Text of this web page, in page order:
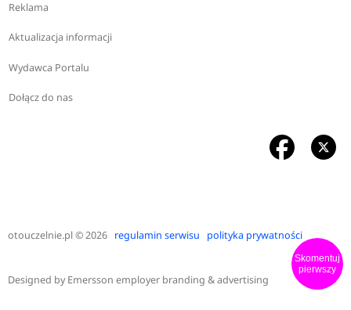
Skomentuj
pierwszy
Reklama
Aktualizacja informacji
Wydawca Portalu
Dołącz do nas
otouczelnie.pl© 2026 regulamin serwisu polityka prywatności
Designed byEmersson employer branding & advertising